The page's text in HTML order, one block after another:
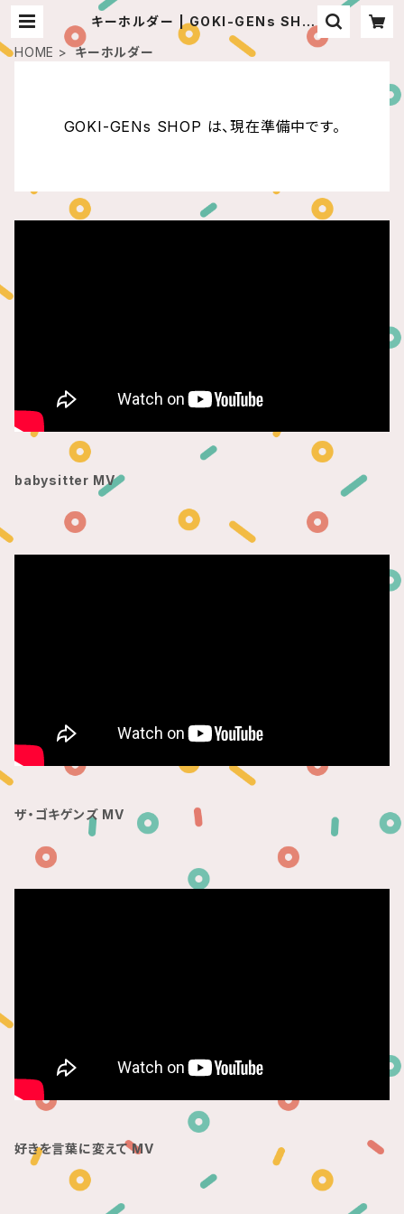
キーホルダー | GOKI-GENs SHO
P
HOME
キーホルダー
GOKI-GENs SHOP は、現在準備中です。
babysitter MV
ザ・ゴキゲンズ MV
好きを言葉に変えて MV